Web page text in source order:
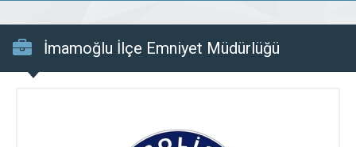
İmamoğlu İlçe Emniyet Müdürlüğü